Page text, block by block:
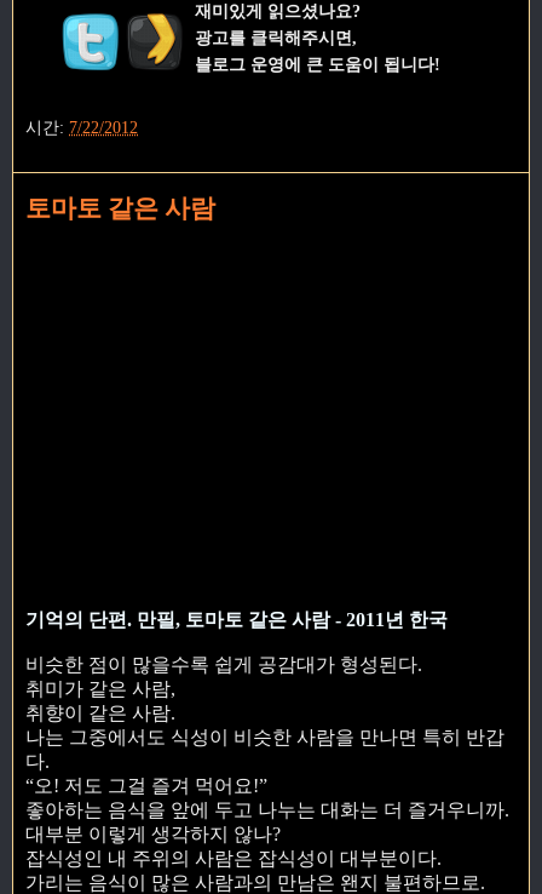
재미있게 읽으셨나요?
광고를 클릭해주시면,
블로그 운영에 큰 도움이 됩니다!
시간: 7/22/2012
토마토 같은 사람
기억의 단편. 만필, 토마토 같은 사람 - 2011년 한국
비슷한 점이 많을수록 쉽게 공감대가 형성된다.
취미가 같은 사람,
취향이 같은 사람.
나는 그중에서도 식성이 비슷한 사람을 만나면 특히 반갑
다.
“오! 저도 그걸 즐겨 먹어요!”
좋아하는 음식을 앞에 두고 나누는 대화는 더 즐거우니까.
대부분 이렇게 생각하지 않나?
잡식성인 내 주위의 사람은 잡식성이 대부분이다.
가리는 음식이 많은 사람과의 만남은 왠지 불편하므로.